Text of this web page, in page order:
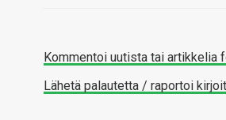
Kommentoi uutista tai artikkelia
Lähetä palautetta / raportoi